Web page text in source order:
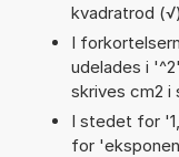
kvadratrod
I
udelades i
skrives cm2
I stedet for
for